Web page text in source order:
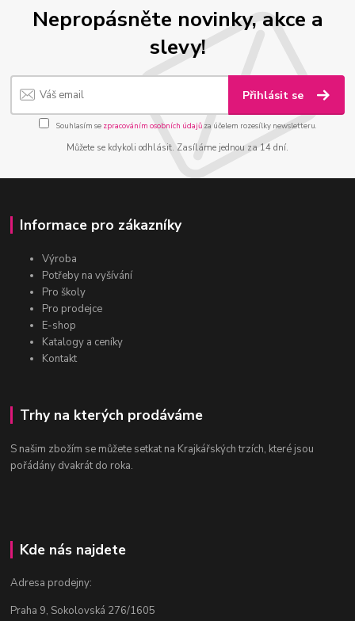
Nepropásněte novinky, akce a
slevy!
Přihlásit se
Souhlasím se zpracováním osobních údajůza účelem rozesílky newsletteru.
Můžete se kdykoli odhlásit. Zasíláme jednou za 14 dní.
Informace pro zákazníky
Výroba
Potřeby na vyšívání
Pro školy
Pro prodejce
E-shop
Katalogy a ceníky
Kontakt
Trhy na kterých prodáváme
S našim zbožím se můžete setkat na Krajkářských trzích, které jsou
pořádány dvakrát do roka.
Kde nás najdete
Adresa prodejny:
Praha 9, Sokolovská 276/1605